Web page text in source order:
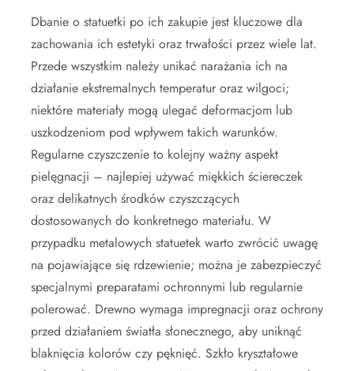
Dbanie o statuetki po ich zakupie jest kluczowe dla
zachowania ich estetyki oraz trwałości przez wiele lat.
Przede wszystkim należy unikać narażania ich na
działanie ekstremalnych temperatur oraz wilgoci;
niektóre materiały mogą ulegać deformacjom lub
uszkodzeniom pod wpływem takich warunków.
Regularne czyszczenie to kolejny ważny aspekt
pielęgnacji – najlepiej używać miękkich ściereczek
oraz delikatnych środków czyszczących
dostosowanych do konkretnego materiału. W
przypadku metalowych statuetek warto zwrócić uwagę
na pojawiające się rdzewienie; można je zabezpieczyć
specjalnymi preparatami ochronnymi lub regularnie
polerować. Drewno wymaga impregnacji oraz ochrony
przed działaniem światła słonecznego, aby uniknąć
blaknięcia kolorów czy pęknięć. Szkło kryształowe